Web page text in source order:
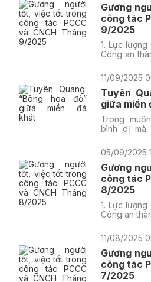
Gương
công tác
9/2025
1. Lực lượng
Công an
11/09/2025
Tuyên
giữa miền
Trong
bình dị mà
cứu hỏa đã
và nhiệt
cho nhân
tâm, một
Đó chính là
Phó Đội
nạn, cứu
Tuyên
còn là một
anh cả
ngưỡng mộ
05/09/2025
Gương
công tác
8/2025
1. Lực lượng
Công an
11/08/2025
Gương
công tác
7/2025